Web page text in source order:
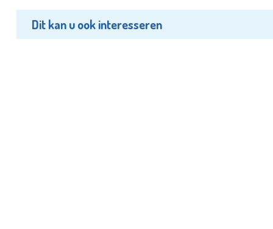
Dit kan u ook interesseren